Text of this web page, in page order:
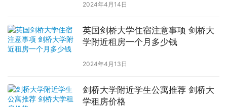
2024年4月14日
英国剑桥大学住宿注意事项 剑桥大
学附近租房一个月多少钱
2024年4月13日
剑桥大学附近学生公寓推荐 剑桥大
学租房价格